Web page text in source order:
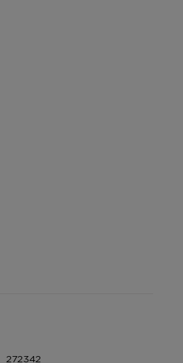
272342